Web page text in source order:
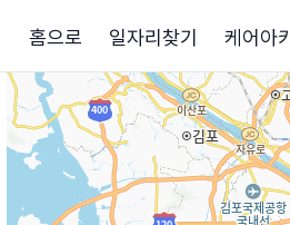
홈으로 일자리찾기 케어아